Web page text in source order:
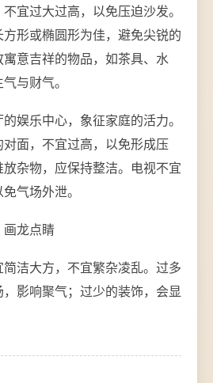
宜过大过高，以免压迫沙发。
形或椭圆形为佳，避免尖锐的
意吉祥的物品，如茶具、水
与财气。
娱乐中心，象征家庭的活力。
面，不宜过高，以免形成压
杂物，应保持整洁。电视不宜
气场外泄。
画龙点睛
简洁大方，不宜繁杂凌乱。过多
影响聚气；过少的装饰，会显